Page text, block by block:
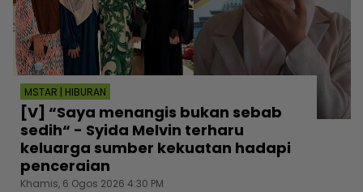
MSTAR | HIBURAN
[V] “Saya menangis bukan sebab
sedih“ - Syida Melvin terharu
keluarga sumber kekuatan hadapi
penceraian
Khamis, 6 Ogos 2026 4:30 PM